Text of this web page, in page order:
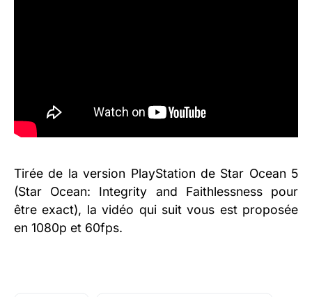
Tirée de la version PlayStation de Star Ocean 5
(Star Ocean: Integrity and Faithlessness pour
être exact), la vidéo qui suit vous est proposée
en 1080p et 60fps.